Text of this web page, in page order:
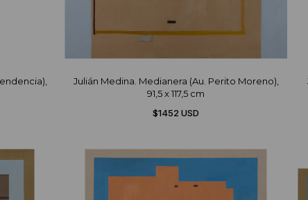
Julián Medina. Medianera (Au. Perito Moreno),
91,5 x 117,5 cm
$1452 USD